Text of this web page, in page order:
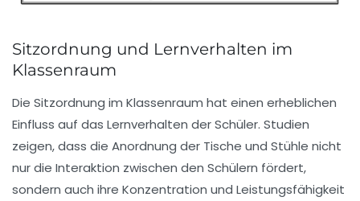
Sitzordnung und Lernverhalten im
Klassenraum
Die Sitzordnung im Klassenraum hat einen erheblichen
Einfluss auf das Lernverhalten der Schüler. Studien
zeigen, dass die Anordnung der Tische und Stühle nicht
nur die Interaktion zwischen den Schülern fördert,
sondern auch ihre Konzentration und Leistungsfähigkeit